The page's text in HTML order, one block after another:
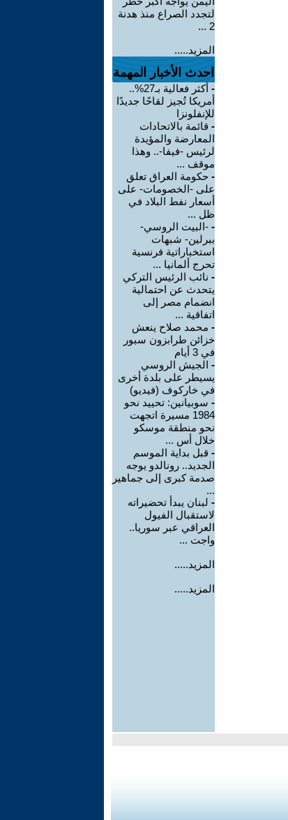
لتجدد الصراع منذ هدنة
2 ...
المزيد.....
احدث الأخبار المهمة
-
أكثر فعالية بـ27%..
أمريكا تُجيز لقاحًا جديدًا
للإنفلونزا
- قائمة بالاتحادات
المعارضة والمؤيدة
لرئيس -فيفا-.. وهذا
موقف ...
- حكومة العراق تعلق
على -الخصومات- على
أسعار نفط البلاد في
ظل ...
- -البيت الروسي-
ببرلين- شبهات
استخباراتية فرنسية
تحرج ألمانيا ...
- نائب الرئيس التركي
يتحدث عن احتمالية
انضمام مصر إلى
اتفاقية ...
- محمد صلاح ينعش
خزائن طرابزون سبور
في 3 أيام
- الجيش الروسي
يسيطر على بلدة أخرى
في خاركوف (فيديو)
- سوبيانين: تحييد نحو
1984 مسيرة اتجهت
نحو منطقة موسكو
خلال أس ...
- قبل بداية الموسم
الجديد.. رونالدو يوجه
صدمة كبرى إلى جماهير
...
- لبنان يبدأ تحضيراته
لاستقبال الفيول
العراقي عبر سوريا..
واجت ...
المزيد.....
المزيد.....